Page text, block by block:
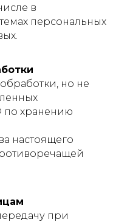
в
персональных
но не
по хранению
настоящего
при